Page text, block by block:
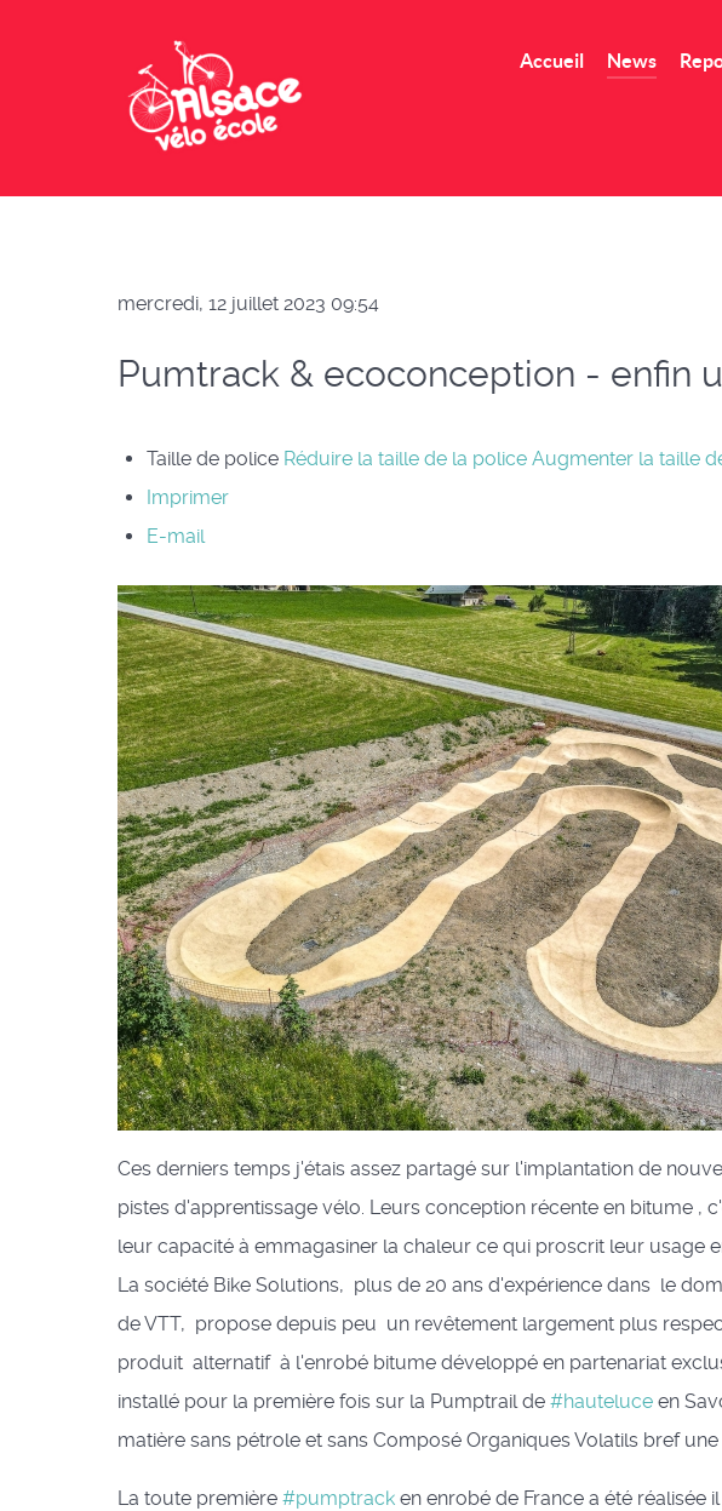
Accueil News
mercredi, 12 juillet 2023 09:54
Pumtrack & ecoconception - enfin
Taille de police Réduire la taille de la police Augmenter la taille
Imprimer
E-mail
Ces derniers temps j'étais assez partagé sur l'implantation de
pistes d'apprentissage vélo. Leurs conception récente en bitume ,
leur capacité à emmagasiner la chaleur ce qui proscrit leur usage
La société Bike Solutions, plus de 20 ans d'expérience dans le
de VTT, propose depuis peu un revêtement largement plus
produit alternatif à l'enrobé bitume développé en partenariat
installé pour la première fois sur la Pumptrail de #hauteluce en
matière sans pétrole et sans Composé Organiques Volatils bref
La toute première #pumptrack en enrobé de France a été réalisée